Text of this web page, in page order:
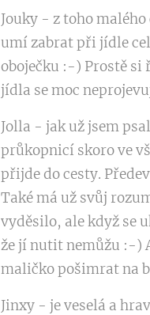
Jouky - z toho
umí zabrat při jídle
oboječku :-) Prostě si
jídla se moc
Jolla - jak už jsem
průkopnicí skoro ve
přijde do cesty.
Také má už svůj
vyděsilo, ale když se
že jí nutit nemůžu :-)
maličko pošimrat na
Jinxy - je veselá a